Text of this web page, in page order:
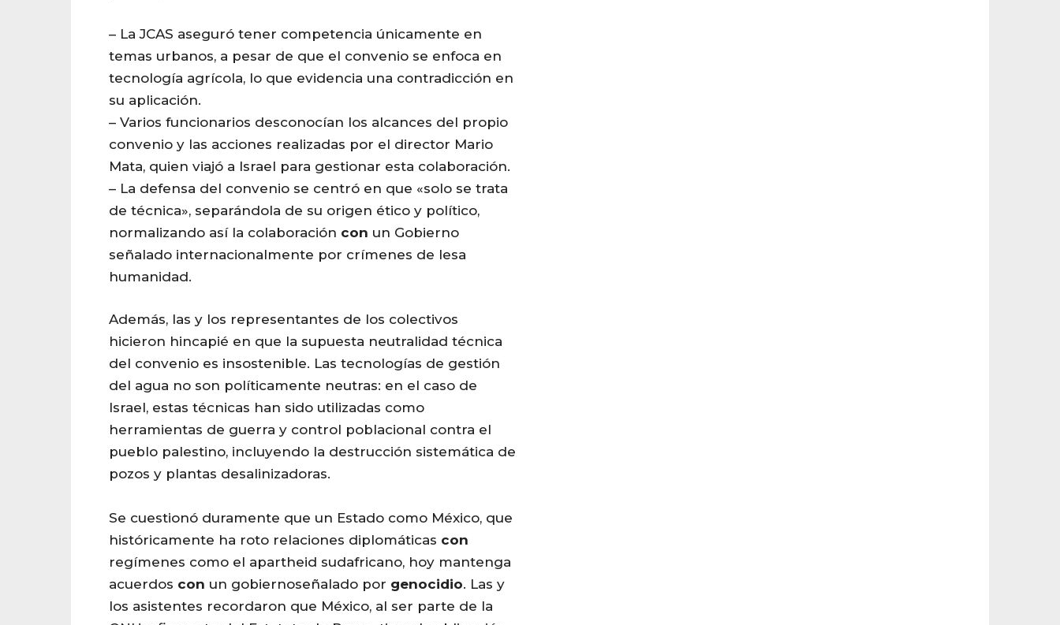
– La JCAS aseguró tener competencia únicamente en
temas urbanos, a pesar de que el convenio se enfoca en
tecnología agrícola, lo que evidencia una contradicción en
su aplicación.
– Varios funcionarios desconocían los alcances del propio
convenio y las acciones realizadas por el director Mario
Mata, quien viajó a Israel para gestionar esta colaboración.
– La defensa del convenio se centró en que «solo se trata
de técnica», separándola de su origen ético y político,
normalizando así la colaboración con un Gobierno
señalado internacionalmente por crímenes de lesa
humanidad.
Además, las y los representantes de los colectivos
hicieron hincapié en que la supuesta neutralidad técnica
del convenio es insostenible. Las tecnologías de gestión
del agua no son políticamente neutras: en el caso de
Israel, estas técnicas han sido utilizadas como
herramientas de guerra y control poblacional contra el
pueblo palestino, incluyendo la destrucción sistemática de
pozos y plantas desalinizadoras.
Se cuestionó duramente que un Estado como México, que
históricamente ha roto relaciones diplomáticas con
regímenes como el apartheid sudafricano, hoy mantenga
acuerdos con un gobiernoseñalado por genocidio. Las y
los asistentes recordaron que México, al ser parte de la